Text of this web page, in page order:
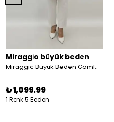
Miraggio büyük beden
Miraggio Büyük Beden Gömlek 99252 MAVİ
₺ 1,099.99
1 Renk 5 Beden